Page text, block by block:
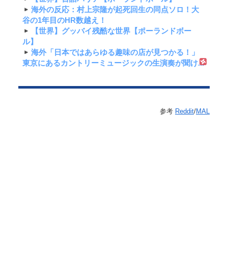
海外の反応：村上宗隆が起死回生の同点ソロ！大
谷の1年目のHR数越え！
【世界】グッバイ残酷な世界【ポーランドボー
ル】
海外「日本ではあらゆる趣味の店が見つかる！」
東京にあるカントリーミュージックの生演奏が聞け...
参考 Reddit/MAL